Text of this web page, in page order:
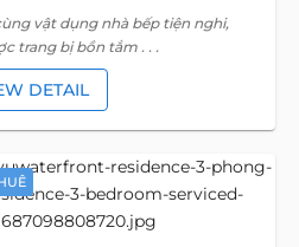
vật dụng nhà bếp tiện nghi,
trang bị bồn tắm . . .
DETAIL